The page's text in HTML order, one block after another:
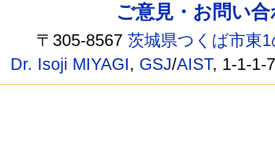
ご意見・お問い
〒305-8567茨城県つくば市東
Dr. Isoji MIYAGI, GSJ/AIST, 1-1-1-